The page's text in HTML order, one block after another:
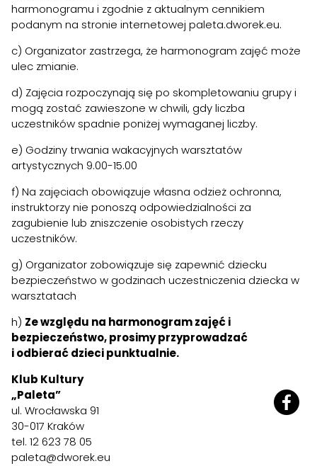
harmonogramu i zgodnie z aktualnym cennikiem
podanym na stronie internetowej paleta.dworek.eu.
c) Organizator zastrzega, że harmonogram zajęć może
ulec zmianie.
d) Zajęcia rozpoczynają się po skompletowaniu grupy i
mogą zostać zawieszone w chwili, gdy liczba
uczestników spadnie poniżej wymaganej liczby.
e) Godziny trwania wakacyjnych warsztatów
artystycznych 9.00-15.00
f) Na zajęciach obowiązuje własna odzież ochronna,
instruktorzy nie ponoszą odpowiedzialności za
zagubienie lub zniszczenie osobistych rzeczy
uczestników.
g) Organizator zobowiązuje się zapewnić dziecku
bezpieczeństwo w godzinach uczestniczenia dziecka w
warsztatach
h) Ze względu na harmonogram zajęć i
bezpieczeństwo, prosimy przyprowadzać
i odbierać dzieci punktualnie.
Klub Kultury
„Paleta”
ul. Wrocławska 91
30-017 Kraków
tel. 12 623 78 05
paleta@dworek.eu